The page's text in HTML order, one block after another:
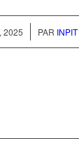
2025 PAR INPIT